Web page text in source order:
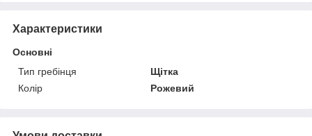
Характеристики
Основні
Тип гребінця
Щітка
Колір
Рожевий